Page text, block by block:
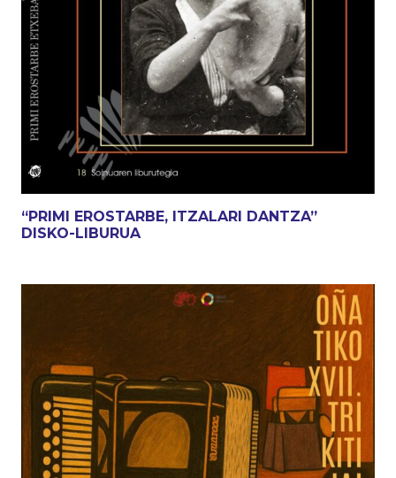
“PRIMI EROSTARBE, ITZALARI DANTZA”
DISKO-LIBURUA